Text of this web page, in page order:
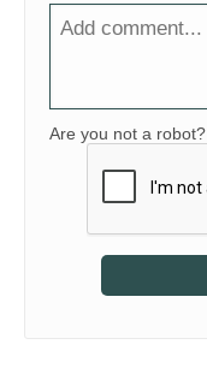
Are you not a robot?